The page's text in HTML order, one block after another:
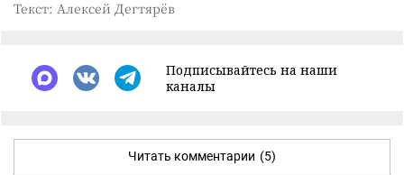
Текст: Алексей Дегтярёв
Подписывайтесь на наши
каналы
Читать комментарии (5)